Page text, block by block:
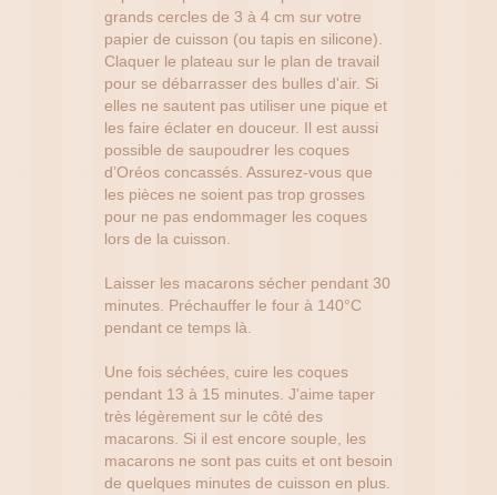
grands cercles de 3 à 4 cm sur votre
papier de cuisson (ou tapis en silicone).
Claquer le plateau sur le plan de travail
pour se débarrasser des bulles d'air. Si
elles ne sautent pas utiliser une pique et
les faire éclater en douceur. Il est aussi
possible de saupoudrer les coques
d’Oréos concassés. Assurez-vous que
les pièces ne soient pas trop grosses
pour ne pas endommager les coques
lors de la cuisson.
Laisser les macarons sécher pendant 30
minutes. Préchauffer le four à 140°C
pendant ce temps là.
Une fois séchées, cuire les coques
pendant 13 à 15 minutes. J'aime taper
très légèrement sur le côté des
macarons. Si il est encore souple, les
macarons ne sont pas cuits et ont besoin
de quelques minutes de cuisson en plus.